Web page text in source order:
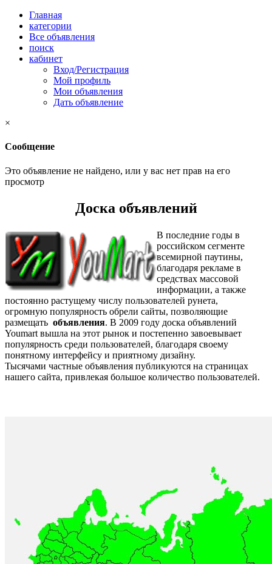
Главная
категории
Все объявления
поиск
кабинет
Вход/Регистрация
Мой профиль
Мои объявления
Дать объявление
×
Сообщение
Это объявление не найдено, или у вас нет прав на его
просмотр
Доска объявлений
В последние годы в
российском сегменте
всемирной паутины,
благодаря рекламе в
средствах массовой
информации, а также
постоянно растущему числу пользователей рунета,
огромную популярность обрели сайты, позволяющие
размещать объявления. В 2009 году доска объявлений
Youmart вышла на этот рынок и постепенно завоевывает
популярность среди пользователей, благодаря своему
понятному интерфейсу и приятному дизайну.
Тысячами частные объявления публикуются на страницах
нашего сайта, привлекая большое количество пользователей.